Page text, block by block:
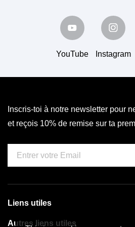
YouTube Instagram
Inscris-toi à notre newsletter pour
et reçois 10% de remise sur ta
Liens utiles
Autres liens utiles